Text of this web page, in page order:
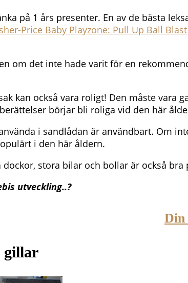
på 1 års presenter. En av de bästa
Price Baby Playzone: Pull Up Ball Blast
om det inte hade varit för en
kan också vara roligt! Den måste vara
börjar bli roliga vid den här
i sandlådan är användbart. Om
i den här åldern.
dockor, stora bilar och bollar är också
utveckling..?
Din
gillar